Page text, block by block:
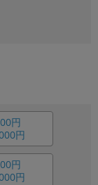
円
円
円
円